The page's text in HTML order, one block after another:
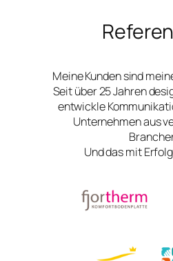
Meine Kunden sind
Seit über 25 Jahren
entwickle
Unternehmen aus
Und das mit